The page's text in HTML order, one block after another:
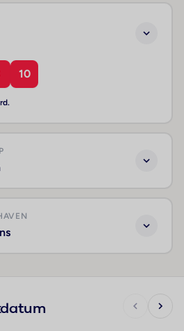
10